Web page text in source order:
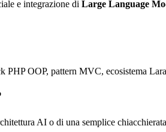
e integrazione di Large Language
PHP OOP, pattern MVC, ecosistema
AI o di una semplice